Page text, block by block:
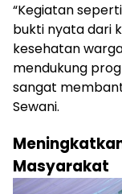
“Kegiatan
bukti nyata dari
kesehatan
mendukung
sangat
Sewani.
Masyarakat